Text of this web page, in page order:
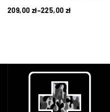
209,00 zł–225,00 zł